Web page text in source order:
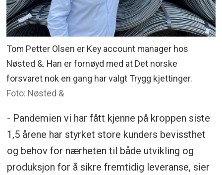
Tom Petter Olsen er Key account manager hos
Nøsted &. Han er fornøyd med at Det norske
forsvaret nok en gang har valgt Trygg kjettinger.
Foto: Nøsted &
- Pandemien vi har fått kjenne på kroppen siste
1,5 årene har styrket store kunders bevissthet
og behov for nærheten til både utvikling og
produksjon for å sikre fremtidig leveranse, sier